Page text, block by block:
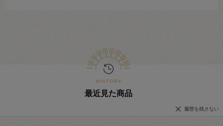
最近見た商品
履歴を残さない